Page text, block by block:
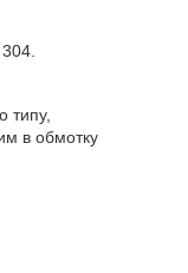
типу,
в обмотку